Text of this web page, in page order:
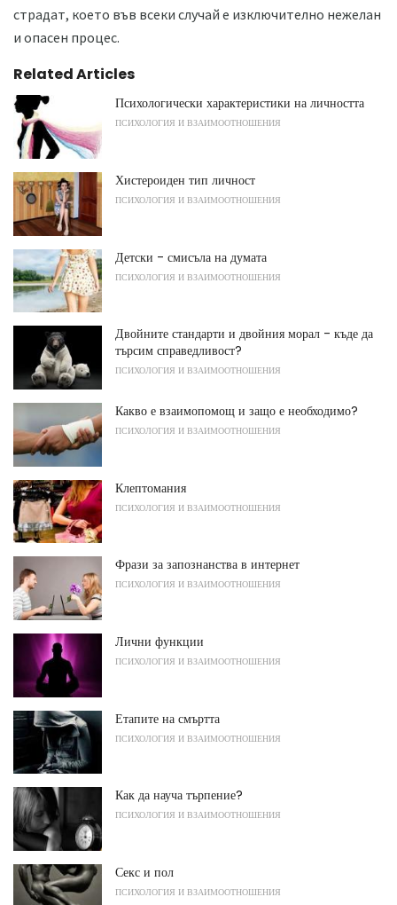
страдат, което във всеки случай е изключително нежелан
и опасен процес.
Related Articles
Психологически характеристики на личността
ПСИХОЛОГИЯ И ВЗАИМООТНОШЕНИЯ
Хистероиден тип личност
ПСИХОЛОГИЯ И ВЗАИМООТНОШЕНИЯ
Детски - смисъла на думата
ПСИХОЛОГИЯ И ВЗАИМООТНОШЕНИЯ
Двойните стандарти и двойния морал - къде да
търсим справедливост?
ПСИХОЛОГИЯ И ВЗАИМООТНОШЕНИЯ
Какво е взаимопомощ и защо е необходимо?
ПСИХОЛОГИЯ И ВЗАИМООТНОШЕНИЯ
Клептомания
ПСИХОЛОГИЯ И ВЗАИМООТНОШЕНИЯ
Фрази за запознанства в интернет
ПСИХОЛОГИЯ И ВЗАИМООТНОШЕНИЯ
Лични функции
ПСИХОЛОГИЯ И ВЗАИМООТНОШЕНИЯ
Етапите на смъртта
ПСИХОЛОГИЯ И ВЗАИМООТНОШЕНИЯ
Как да науча търпение?
ПСИХОЛОГИЯ И ВЗАИМООТНОШЕНИЯ
Секс и пол
ПСИХОЛОГИЯ И ВЗАИМООТНОШЕНИЯ